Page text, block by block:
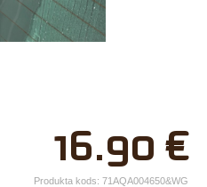
×
Jūsu vārds*
Uzņēmuma
16.90 €
Produkta kods: 71AQA004650&WG